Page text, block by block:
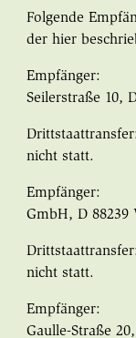
Folgende
der hier
Empfänger:
Seilerstraße 10,
nicht statt.
Empfänger:
GmbH, D 88239
nicht statt.
Empfänger:
Gaulle-Straße